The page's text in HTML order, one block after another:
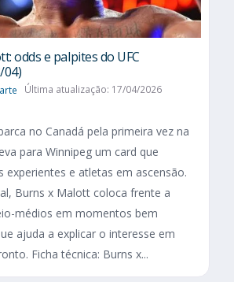
odds e palpites do UFC
04)
Última atualização: 17/04/2026
no Canadá pela primeira vez na
para Winnipeg um card que
experientes e atletas em ascensão.
Burns x Malott coloca frente a
médios em momentos bem
ajuda a explicar o interesse em
Ficha técnica: Burns x...